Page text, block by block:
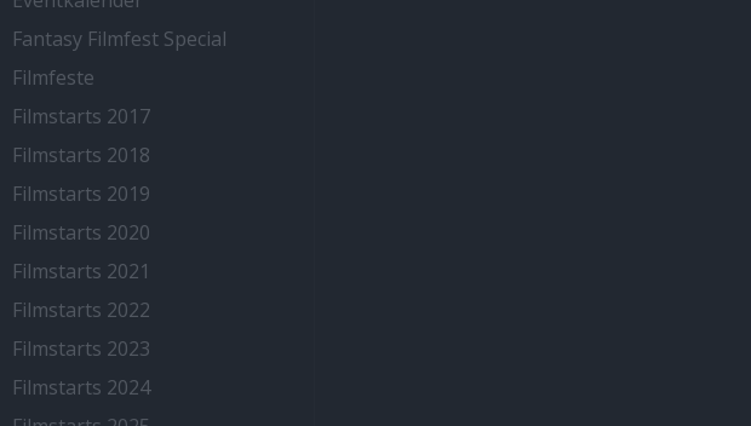
Fantasy Filmfest Special
Filmfeste
Filmstarts 2017
Filmstarts 2018
Filmstarts 2019
Filmstarts 2020
Filmstarts 2021
Filmstarts 2022
Filmstarts 2023
Filmstarts 2024